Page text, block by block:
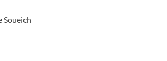
Soueich